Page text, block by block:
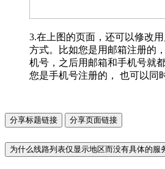
3.在上图的页面，还可以修改
方式。比如您是用邮箱注册的
机号，之后用邮箱和手机号就
您是手机号注册的， 也可以同
分享标题链接 分享页面链接
为什么线路列表仅显示地区而没有具体的服